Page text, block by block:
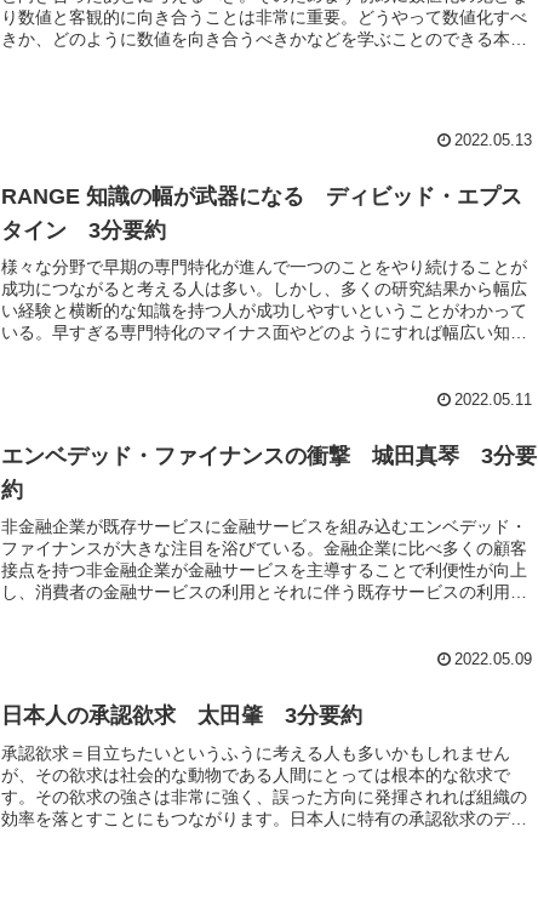
り数値と客観的に向き合うことは非常に重要。どうやって数値化すべ
きか、どのように数値を向き合うべきかなどを学ぶことのできる本に
2022.05.13
RANGE 知識の幅が武器になる ディビッド・エプス
タイン 3分要約
様々な分野で早期の専門特化が進んで一つのことをやり続けることが
成功につながると考える人は多い。しかし、多くの研究結果から幅広
い経験と横断的な知識を持つ人が成功しやすいということがわかって
いる。早すぎる専門特化のマイナス面やどのようにすれば幅広い知識
2022.05.11
エンベデッド・ファイナンスの衝撃 城田真琴 3分要
約
非金融企業が既存サービスに金融サービスを組み込むエンベデッド・
ファイナンスが大きな注目を浴びている。金融企業に比べ多くの顧客
接点を持つ非金融企業が金融サービスを主導することで利便性が向上
し、消費者の金融サービスの利用とそれに伴う既存サービスの利用が
2022.05.09
日本人の承認欲求 太田肇 3分要約
承認欲求＝目立ちたいというふうに考える人も多いかもしれません
が、その欲求は社会的な動物である人間にとっては根本的な欲求で
す。その欲求の強さは非常に強く、誤った方向に発揮されれば組織の
効率を落とすことにもつながります。日本人に特有の承認欲求のデメ